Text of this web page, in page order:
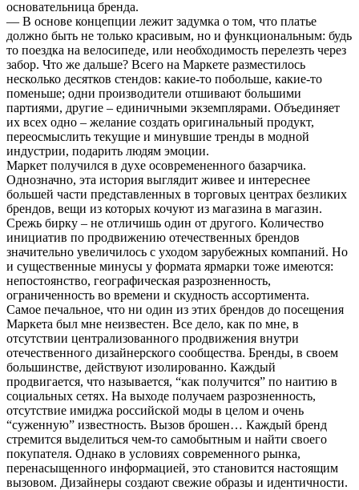
основательница бренда.
— В основе концепции лежит задумка о том, что платье
должно быть не только красивым, но и функциональным: будь
то поездка на велосипеде, или необходимость перелезть через
забор. Что же дальше? Всего на Маркете разместилось
несколько десятков стендов: какие-то побольше, какие-то
поменьше; одни производители отшивают большими
партиями, другие – единичными экземплярами. Объединяет
их всех одно – желание создать оригинальный продукт,
переосмыслить текущие и минувшие тренды в модной
индустрии, подарить людям эмоции.
Маркет получился в духе осовремененного базарчика.
Однозначно, эта история выглядит живее и интереснее
большей части представленных в торговых центрах безликих
брендов, вещи из которых кочуют из магазина в магазин.
Срежь бирку – не отличишь один от другого. Количество
инициатив по продвижению отечественных брендов
значительно увеличилось с уходом зарубежных компаний. Но
и существенные минусы у формата ярмарки тоже имеются:
непостоянство, географическая разрозненность,
ограниченность во времени и скудность ассортимента.
Самое печальное, что ни один из этих брендов до посещения
Маркета был мне неизвестен. Все дело, как по мне, в
отсутствии централизованного продвижения внутри
отечественного дизайнерского сообщества. Бренды, в своем
большинстве, действуют изолированно. Каждый
продвигается, что называется, “как получится” по наитию в
социальных сетях. На выходе получаем разрозненность,
отсутствие имиджа российской моды в целом и очень
“суженную” известность. Вызов брошен… Каждый бренд
стремится выделиться чем-то самобытным и найти своего
покупателя. Однако в условиях современного рынка,
перенасыщенного информацией, это становится настоящим
вызовом. Дизайнеры создают свежие образы и идентичности.